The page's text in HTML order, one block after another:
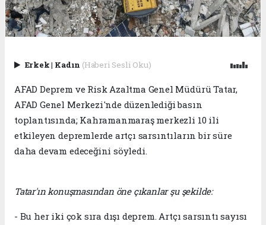
Erkek| Kadın (Haberi Sesli Oku)
AFAD Deprem ve Risk Azaltma Genel Müdürü Tatar,
AFAD Genel Merkezi'nde düzenlediği basın
toplantısında; Kahramanmaraş merkezli 10 ili
etkileyen depremlerde artçı sarsıntıların bir süre
daha devam edeceğini söyledi.
Tatar'ın konuşmasından öne çıkanlar şu şekilde:
- Bu her iki çok sıra dışı deprem. Artçı sarsıntı sayısı